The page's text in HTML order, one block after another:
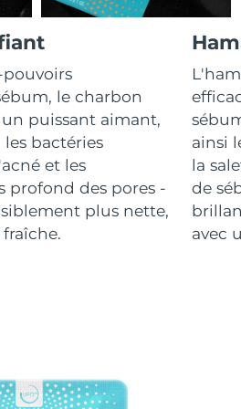
pouvoirs
le charbon
puissant aimant,
bactéries
et les
profond des pores -
plus nette,
ainsi
la
de
avec
11/8/26
Livraison estimée 12/8/26
Livraison estimée 9/8/26
Livraison estimée 13/8/26
10/8/26
Livraison estimée